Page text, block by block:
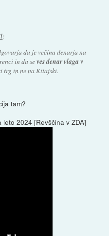
:
da je večina denarja na
in da seves denar vlaga v
trg in ne na Kitajski.
tam?
2024 [Revščina v ZDA]